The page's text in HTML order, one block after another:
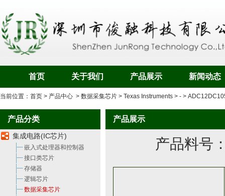
首页 关于我们 产品展示 新闻动态
当前位置： 首页 > 产品中心 > 数据采集芯片 > Texas Instruments > - >
产品分类
集成电路(IC芯片)
嵌入式处理器和控制器
接口类芯片
存储器
逻辑芯片
数据采集芯片
产品展示
产品料号